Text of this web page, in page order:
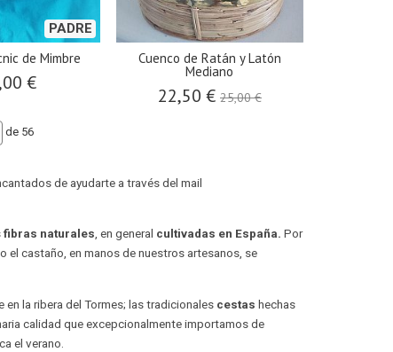
PADRE
de Mimbre
€
​Cuenco de Ratán y Latón
Mediano
22,50 € 25,00 €
de 56
de ayudarte a través del mail
fibras naturales , en general cultivadas en España. Por
el castaño, en manos de nuestros artesanos, se
en la ribera del Tormes; las tradicionales cestas hechas
calidad que excepcionalmente importamos de
el verano.